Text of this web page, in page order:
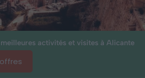
activités et visites à Alicante